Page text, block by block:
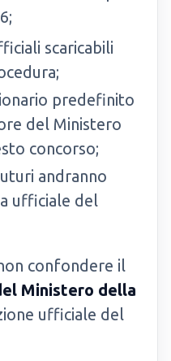
scaricabili
predefinito
del Ministero
concorso;
andranno
ufficiale del
confondere il
Ministero della
ufficiale del